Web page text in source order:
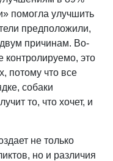
помогла улучшить
предположили,
причинам. Во-
контролируемо, это
потому что все
собаки
то, что хочет, и
не только
но и различия